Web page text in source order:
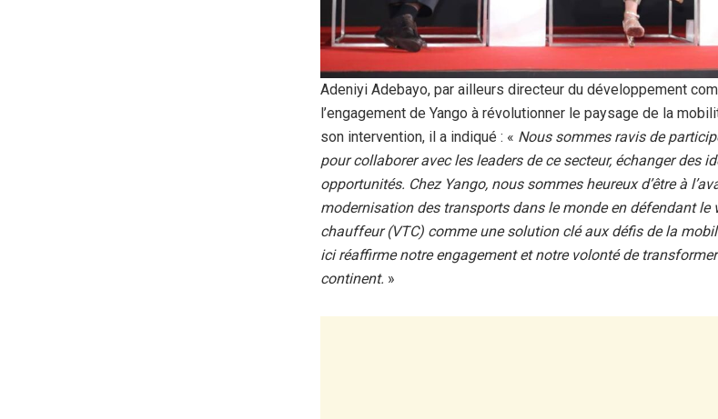
Adeniyi Adebayo, par ailleurs directeur du développement
l’engagement de Yango à révolutionner le paysage de la
son intervention, il a indiqué : « Nous sommes ravis de
pour collaborer avec les leaders de ce secteur, échanger des
opportunités. Chez Yango, nous sommes heureux d’être à
modernisation des transports dans le monde en défendant le
chauffeur (VTC) comme une solution clé aux défis de la
ici réaffirme notre engagement et notre volonté de
continent. »